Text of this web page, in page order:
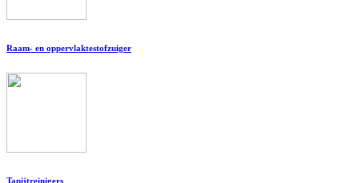
Raam- en oppervlaktestofzuiger
Tapijtreinigers